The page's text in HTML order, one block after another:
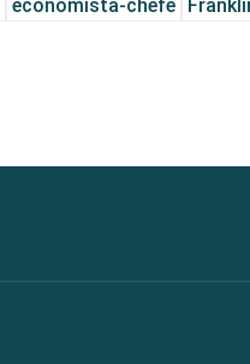
economista-chefe